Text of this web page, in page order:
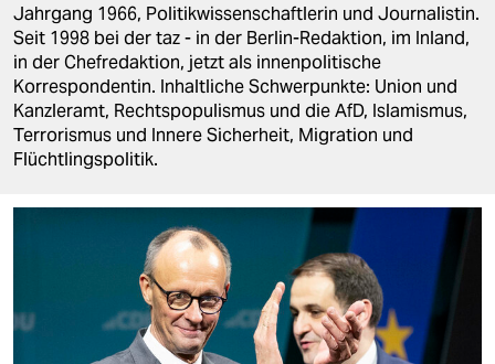
nord
wahrheit
verlag
verlag
unterstützen
Jahrgang 1966, Politikwissenschaftlerin und Journalistin.
Seit 1998 bei der taz - in der Berlin-Redaktion, im Inland,
in der Chefredaktion, jetzt als innenpolitische
Korrespondentin. Inhaltliche Schwerpunkte: Union und
Kanzleramt, Rechtspopulismus und die AfD, Islamismus,
Terrorismus und Innere Sicherheit, Migration und
Flüchtlingspolitik.